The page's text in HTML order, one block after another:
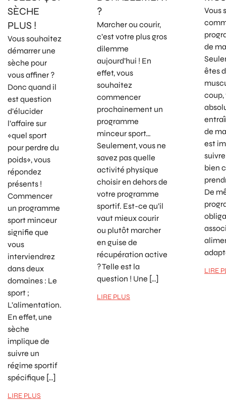
SÈCHE
PLUS !
Vous souhaitez
démarrer une
sèche pour
vous affiner ?
Donc quand il
est question
d’élucider
l’affaire sur
«quel sport
pour perdre du
poids», vous
répondez
présents !
Commencer
un programme
sport minceur
signifie que
vous
interviendrez
dans deux
domaines : Le
sport ;
L’alimentation.
En effet, une
sèche
implique de
suivre un
régime sportif
spécifique […]
LIRE PLUS
?
Marcher ou courir,
c’est votre plus gros
dilemme
aujourd’hui ! En
effet, vous
souhaitez
commencer
prochainement un
programme
minceur sport…
Seulement, vous ne
savez pas quelle
activité physique
choisir en dehors de
votre programme
sportif. Est-ce qu’il
vaut mieux courir
ou plutôt marcher
en guise de
récupération active
? Telle est la
question ! Une […]
LIRE PLUS
Vous
de
êtes
coup,
de
est
bien
De
LIRE